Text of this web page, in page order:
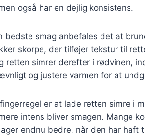
også har en dejlig konsistens.
bedste smag anbefales det at
skorpe, der tilføjer tekstur til
retten simrer derefter i rødvinen,
og justere varmen for at
er at lade retten simre i
intens bliver smagen. Mange
endnu bedre, når den har haft